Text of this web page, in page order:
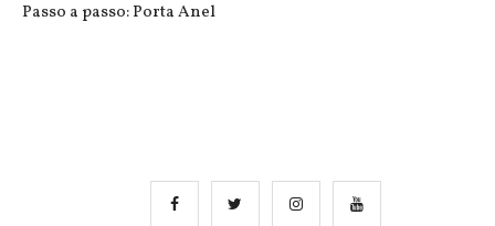
Passo a passo: Porta Anel